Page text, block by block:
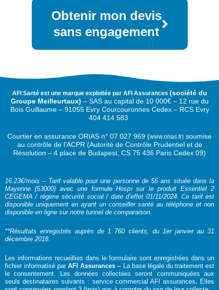
Obtenir mon devis
sans engagement
AFI Santé est une marque exploitée par AFI Assurances (société du
Groupe Meilleurtaux) – SAS au capital de 10 000€ – 12 rue du
Bois Guillaume – 91055 Evry Courcouronnes Cedex – RCS Evry
404 414 583
Courtier en assurance ORIAS n° 07 027 969 (www.orias.fr) soumise
au contrôle de l’ACPR (Autorité de Contrôle Prudentiel et de
Résolution – 4 place de Budapest, CS 75 436 Paris Cedex 09)
16.23€/mois – Tarif valable pour une personne de 55 ans située dans la
Mayenne (53000) avec une formule Hospi sur le produit Essentiel 2
CEGEMA / régime sécurité social / date d’effet 01/11/2024. Ce tarif est
disponible uniquement en ayant un conseiller santé au téléphone et non
disponible en ligne sur notre tunnel de comparaison.
**Résultats enregistrés auprès de 1 760 clients, du 1er janvier au 31
décembre 2018.
Les informations recueillies dans le formulaire sont enregistrées dans un
fichier informatisé parAFI Assurances – La base légale du traitement est
le consentement. Les données collectées seront communiquées aux
seuls destinataires suivants : service commercial AFI assurances. Elles